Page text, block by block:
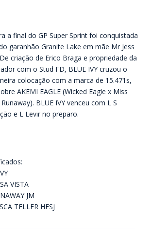
a final do GP Super Sprint foi conquistada
garanhão Granite Lake em mãe Mr Jess
criação de Erico Braga e propriedade da
com o Stud FD, BLUE IVY cruzou o
colocação com a marca de 15.471s,
AKEMI EAGLE (Wicked Eagle x Miss
BLUE IVY venceu com L S
e L Levir no preparo.
VISTA
JM
TELLER HFSJ